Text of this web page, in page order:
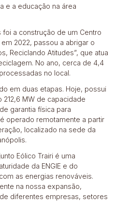
e a educação na área
a construção de um Centro
2022, passou a abrigar o
Reciclando Atitudes”, que atua
No ano, cerca de 4,4
no local.
em duas etapas. Hoje, possui
MW de capacidade
garantia física para
operado remotamente a partir
localizado na sede da
Eólico Trairi é uma
da ENGIE e do
as energias renováveis.
na nossa expansão,
diferentes empresas, setores